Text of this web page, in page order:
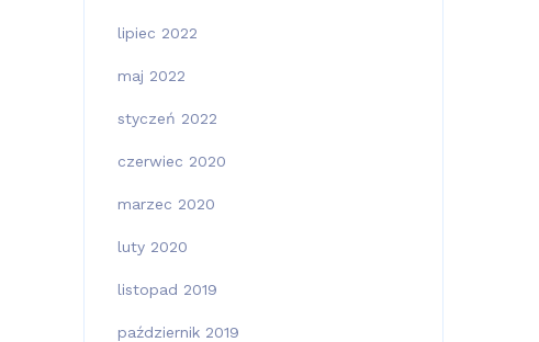
lipiec 2022
maj 2022
styczeń 2022
czerwiec 2020
marzec 2020
luty 2020
listopad 2019
październik 2019